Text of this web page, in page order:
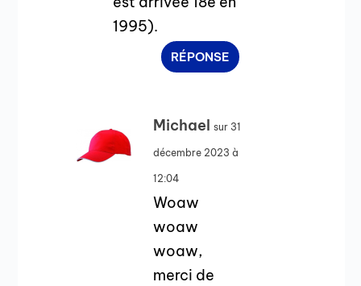
1995).
RÉPONSE
Michael sur 31
décembre 2023 à
12:04
Woaw
woaw
woaw,
merci de